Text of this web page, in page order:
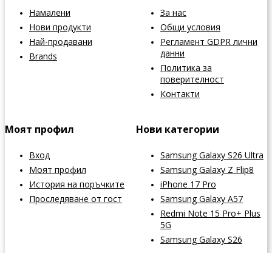
Намалени
Нови продукти
Най-продавани
Brands
За нас
Общи условия
Регламент GDPR лични
данни
Политика за
поверителност
Контакти
Моят профил
Вход
Моят профил
История на поръчките
Проследяване от гост
Нови категории
Samsung Galaxy S26 Ultra
Samsung Galaxy Z Flip8
iPhone 17 Pro
Samsung Galaxy A57
Redmi Note 15 Pro+ Plus
5G
Samsung Galaxy S26